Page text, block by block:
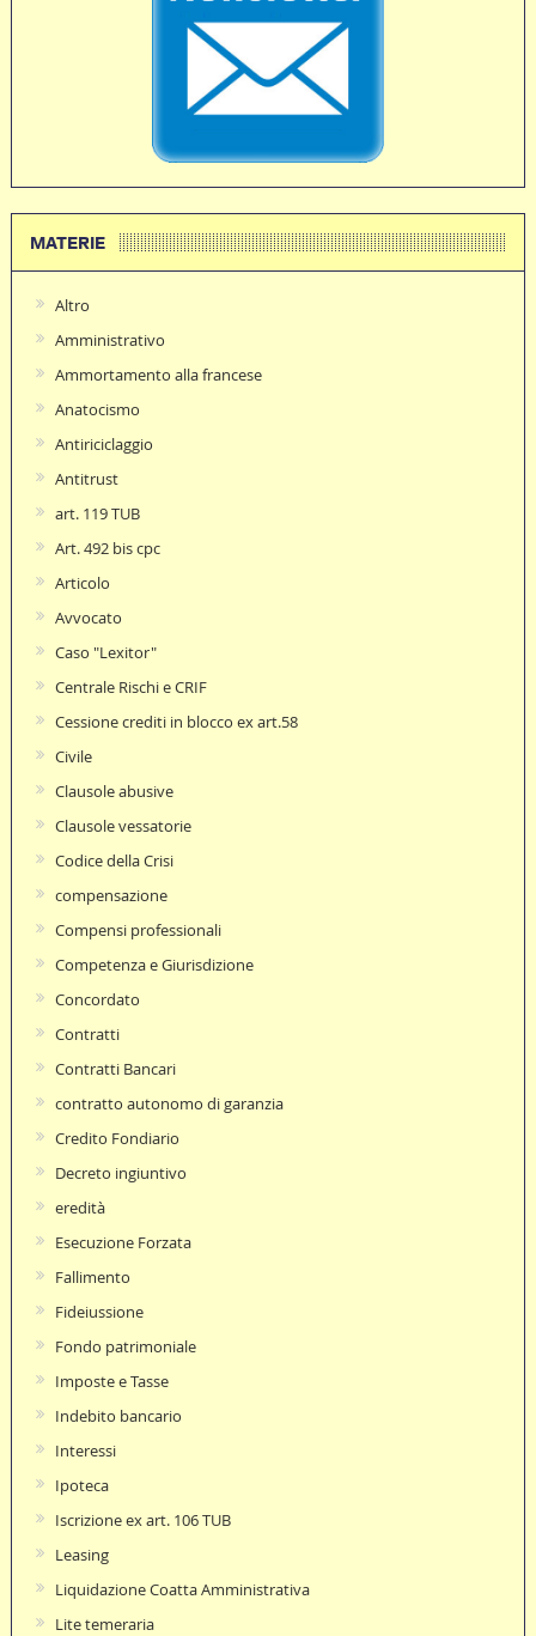
MATERIE
Altro
Amministrativo
Ammortamento alla francese
Anatocismo
Antiriciclaggio
Antitrust
art. 119 TUB
Art. 492 bis cpc
Articolo
Avvocato
Caso "Lexitor"
Centrale Rischi e CRIF
Cessione crediti in blocco ex art.58
Civile
Clausole abusive
Clausole vessatorie
Codice della Crisi
compensazione
Compensi professionali
Competenza e Giurisdizione
Concordato
Contratti
Contratti Bancari
contratto autonomo di garanzia
Credito Fondiario
Decreto ingiuntivo
eredità
Esecuzione Forzata
Fallimento
Fideiussione
Fondo patrimoniale
Imposte e Tasse
Indebito bancario
Interessi
Ipoteca
Iscrizione ex art. 106 TUB
Leasing
Liquidazione Coatta Amministrativa
Lite temeraria